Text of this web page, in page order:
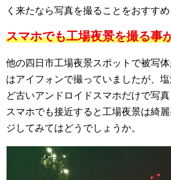
く来たなら写真を撮ることをおすすめ
スマホでも工場夜景を撮る事
他の四日市工場夜景スポットで被写
はアイフォンで撮っていましたが、
ど古いアンドロイドスマホだけで写真
スマホでも接近すると工場夜景は綺
ジしてみてはどうでしょうか。